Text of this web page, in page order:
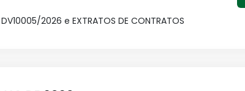
2026 e EXTRATOS DE CONTRATOS